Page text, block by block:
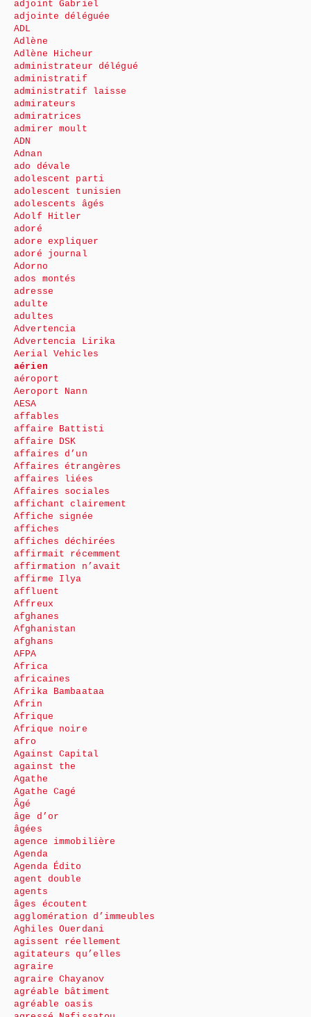
adjoint Gabriel
adjointe déléguée
ADL
Adlène
Adlène Hicheur
administrateur délégué
administratif
administratif laisse
admirateurs
admiratrices
admirer moult
ADN
Adnan
ado dévale
adolescent parti
adolescent tunisien
adolescents âgés
Adolf Hitler
adoré
adore expliquer
adoré journal
Adorno
ados montés
adresse
adulte
adultes
Advertencia
Advertencia Lirika
Aerial Vehicles
aérien
aéroport
Aeroport Nann
AESA
affables
affaire Battisti
affaire DSK
affaires d’un
Affaires étrangères
affaires liées
Affaires sociales
affichant clairement
Affiche signée
affiches
affiches déchirées
affirmait récemment
affirmation n’avait
affirme Ilya
affluent
Affreux
afghanes
Afghanistan
afghans
AFPA
Africa
africaines
Afrika Bambaataa
Afrin
Afrique
Afrique noire
afro
Against Capital
against the
Agathe
Agathe Cagé
Âgé
âge d’or
âgées
agence immobilière
Agenda
Agenda Édito
agent double
agents
âges écoutent
agglomération d’immeubles
Aghiles Ouerdani
agissent réellement
agitateurs qu’elles
agraire
agraire Chayanov
agréable bâtiment
agréable oasis